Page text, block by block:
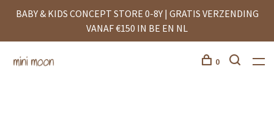
BABY & KIDS CONCEPT STORE 0-8Y | GRATIS VERZENDING
VANAF €150 IN BE EN NL
0